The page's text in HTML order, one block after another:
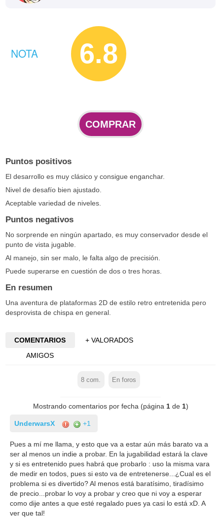
NOTA 6.8
COMPRAR
Puntos positivos
El desarrollo es muy clásico y consigue enganchar.
Nivel de desafío bien ajustado.
Aceptable variedad de niveles.
Puntos negativos
No sorprende en ningún apartado, es muy conservador desde el
punto de vista jugable.
Al manejo, sin ser malo, le falta algo de precisión.
Puede superarse en cuestión de dos o tres horas.
En resumen
Una aventura de plataformas 2D de estilo retro entretenida pero
desprovista de chispa en general.
COMENTARIOS
+ VALORADOS
AMIGOS
8 com. En foros
Mostrando comentarios por fecha (página 1de 1)
UnderwarsX +1
Pues a mí me llama, y esto que va a estar aún más barato va a
ser al menos un indie a probar. En la jugabilidad estará la clave
y si es entretenido pues habrá que probarlo : uso la misma vara
de medir en todos, pues si esto va de entretenerse...¿Cual es el
problema si es divertido? Al menos está baratísimo, tiradísimo
de precio...probar lo voy a probar y creo que ni voy a esperar
como dije antes a que esté regalado pues ya casi lo está xD. A
ver que tal!